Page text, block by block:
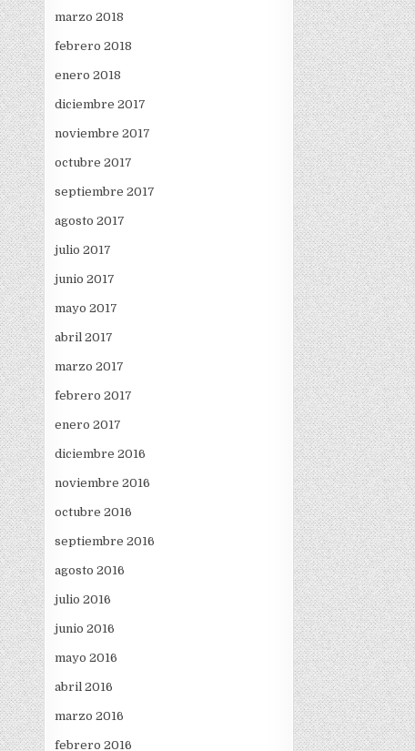
marzo 2018
febrero 2018
enero 2018
diciembre 2017
noviembre 2017
octubre 2017
septiembre 2017
agosto 2017
julio 2017
junio 2017
mayo 2017
abril 2017
marzo 2017
febrero 2017
enero 2017
diciembre 2016
noviembre 2016
octubre 2016
septiembre 2016
agosto 2016
julio 2016
junio 2016
mayo 2016
abril 2016
marzo 2016
febrero 2016